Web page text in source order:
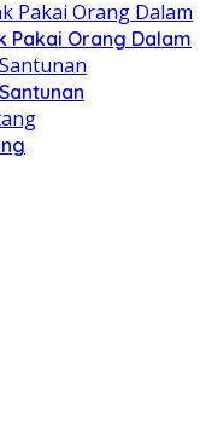
Pakai Orang Dalam